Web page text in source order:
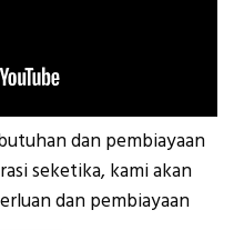
dan pembiayaan
seketika, kami akan
dan pembiayaan